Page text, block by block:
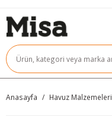
Anasayfa Havuz Malzemeleri